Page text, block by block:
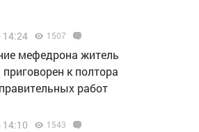
14:24 1507
мефедрона житель
к полтора
работ
14:10 1543